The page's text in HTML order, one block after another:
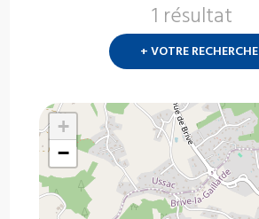
1 résultat
+ VOTRE RECHERCHE
+
−